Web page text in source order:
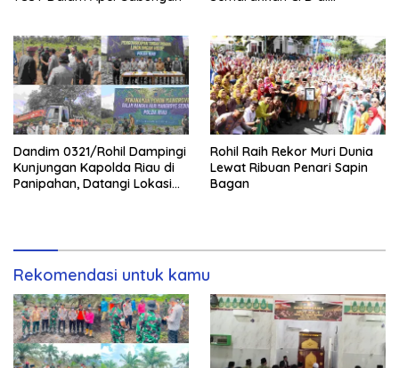
Dandim 0321/Rohil Dampingi
Kunjungan Kapolda Riau di
Panipahan, Datangi Lokasi
Rohil Raih Rekor Muri Dunia
Lewat Ribuan Penari Sapin
Bagan
Rekomendasi untuk kamu